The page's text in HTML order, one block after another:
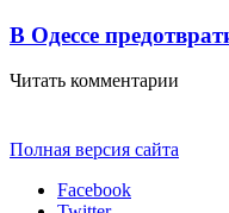
В Одессе
Читать комментарии
Полная версия сайта
Facebook